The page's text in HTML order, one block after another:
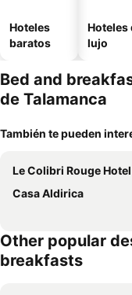
Hoteles
baratos
Hoteles
lujo
Bed and
de Talamanca
También te pueden
Le Colibri Rouge Hotel
Casa Aldirica
Other popular
breakfasts